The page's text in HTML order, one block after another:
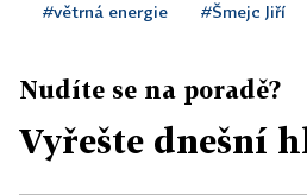
#větrná energie #Šmejc Jiří
Nudíte se na poradě?
Vyřešte dnešní